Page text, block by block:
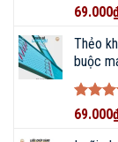
Đội ngũ
kinh
Thái độ
nhiệt
Gợi ý
Được
5
sao
69.000
Thẻo
buộc
Được
5
sao
69.000